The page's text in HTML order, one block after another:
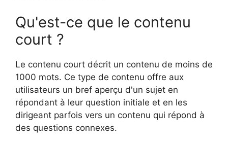
Qu'est-ce que le contenu
court ?
Le contenu court décrit un contenu de moins de
1000 mots. Ce type de contenu offre aux
utilisateurs un bref aperçu d'un sujet en
répondant à leur question initiale et en les
dirigeant parfois vers un contenu qui répond à
des questions connexes.